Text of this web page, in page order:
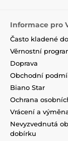
Informace pro
Často kladené
Věrnostní
Doprava
Obchodní
Biano Star
Ochrana
Vrácení a
Nevyzvednutá
dobírku